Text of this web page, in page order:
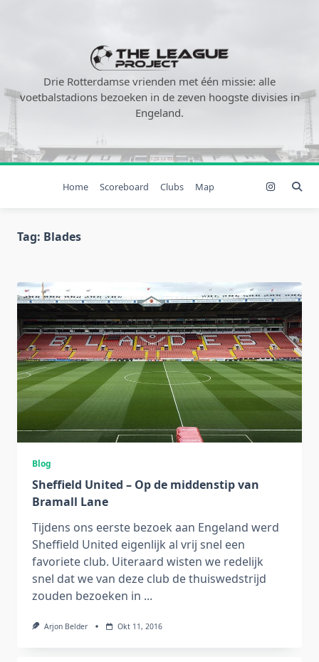
Drie Rotterdamse vrienden met één missie: alle
voetbalstadions bezoeken in de zeven hoogste divisies in
Engeland.
Home Scoreboard Clubs Map
Tag: Blades
Blog
Sheffield United – Op de middenstip van
Bramall Lane
Tijdens ons eerste bezoek aan Engeland werd
Sheffield United eigenlijk al vrij snel een
favoriete club. Uiteraard wisten we redelijk
snel dat we van deze club de thuiswedstrijd
zouden bezoeken in ...
Arjon Belder Okt 11, 2016